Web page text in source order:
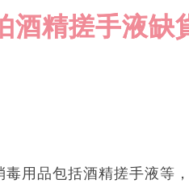
酒精搓手液缺
毒用品包括酒精搓手液等